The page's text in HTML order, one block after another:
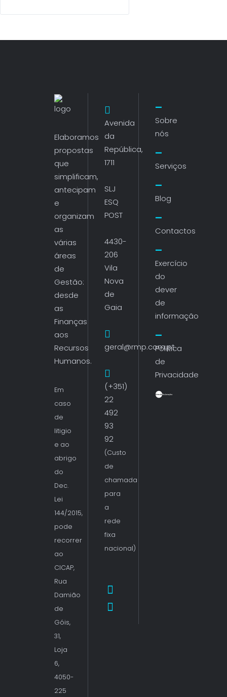
Elaboramos
propostas
que
simplificam,
antecipam
e
organizam
as
várias
áreas
de
Gestão:
desde
as
Finanças
aos
Recursos
Humanos.
Em
caso
de
litigio
e ao
abrigo
do
Dec.
Lei
144/2015,
pode
recorrer
ao
CICAP,
Rua
Damião
de
Góis,
31,
Loja
6,
4050-
225
Avenida
da
República,
1711
SLJ
ESQ
POST
4430-
206
Vila
Nova
de
Gaia
geral@rmp.com.pt
(+351)
22
492
93
92
(Custo
de
chamada
para
a
rede
fixa
nacional)
Sobre
nós
Serviços
Blog
Contactos
Exercício
do
dever
de
informação
Política
de
Privacidade